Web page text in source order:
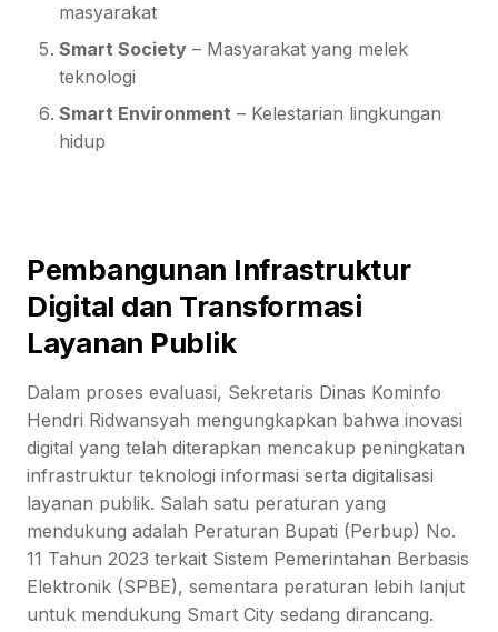
masyarakat
Smart Society– Masyarakat yang melek
teknologi
Smart Environment – Kelestarian lingkungan
hidup
Pembangunan Infrastruktur
Digital dan Transformasi
Layanan Publik
Dalam proses evaluasi, Sekretaris Dinas Kominfo
Hendri Ridwansyah mengungkapkan bahwa inovasi
digital yang telah diterapkan mencakup peningkatan
infrastruktur teknologi informasi serta digitalisasi
layanan publik. Salah satu peraturan yang
mendukung adalah Peraturan Bupati (Perbup) No.
11 Tahun 2023 terkait Sistem Pemerintahan Berbasis
Elektronik (SPBE), sementara peraturan lebih lanjut
untuk mendukung Smart City sedang dirancang.